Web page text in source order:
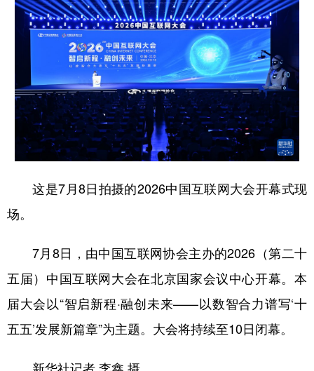
科技 科创 量子 体育
文化 书画 健康 军事
视频 图片 政务
法律 中央文件 金融 汽车
食品 人居 信息化 数字经济
学术中国 乡村振兴 银龄 溯源中国
城市 旅游 能源 会展
公益 一带一路 亚太网 上市公司
文化产业
地方频道
北京 天津
这是7月8日拍摄的2026中国互联网大会开幕式现
场。
7月8日，由中国互联网协会主办的2026（第二十
五届）中国互联网大会在北京国家会议中心开幕。本
届大会以“智启新程·融创未来——以数智合力谱写‘十
五五’发展新篇章”为主题。大会将持续至10日闭幕。